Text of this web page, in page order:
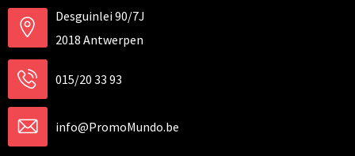
Desguinlei 90/7J
2018 Antwerpen
015/20 33 93
info@PromoMundo.be